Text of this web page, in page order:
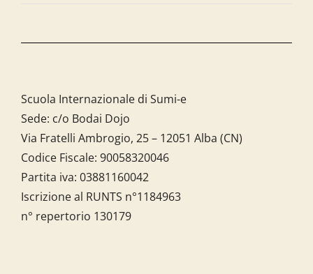
Scuola Internazionale di Sumi-e
Sede: c/o Bodai Dojo
Via Fratelli Ambrogio, 25 – 12051 Alba (CN)
Codice Fiscale: 90058320046
Partita iva: 03881160042
Iscrizione al RUNTS n°1184963
n° repertorio 130179